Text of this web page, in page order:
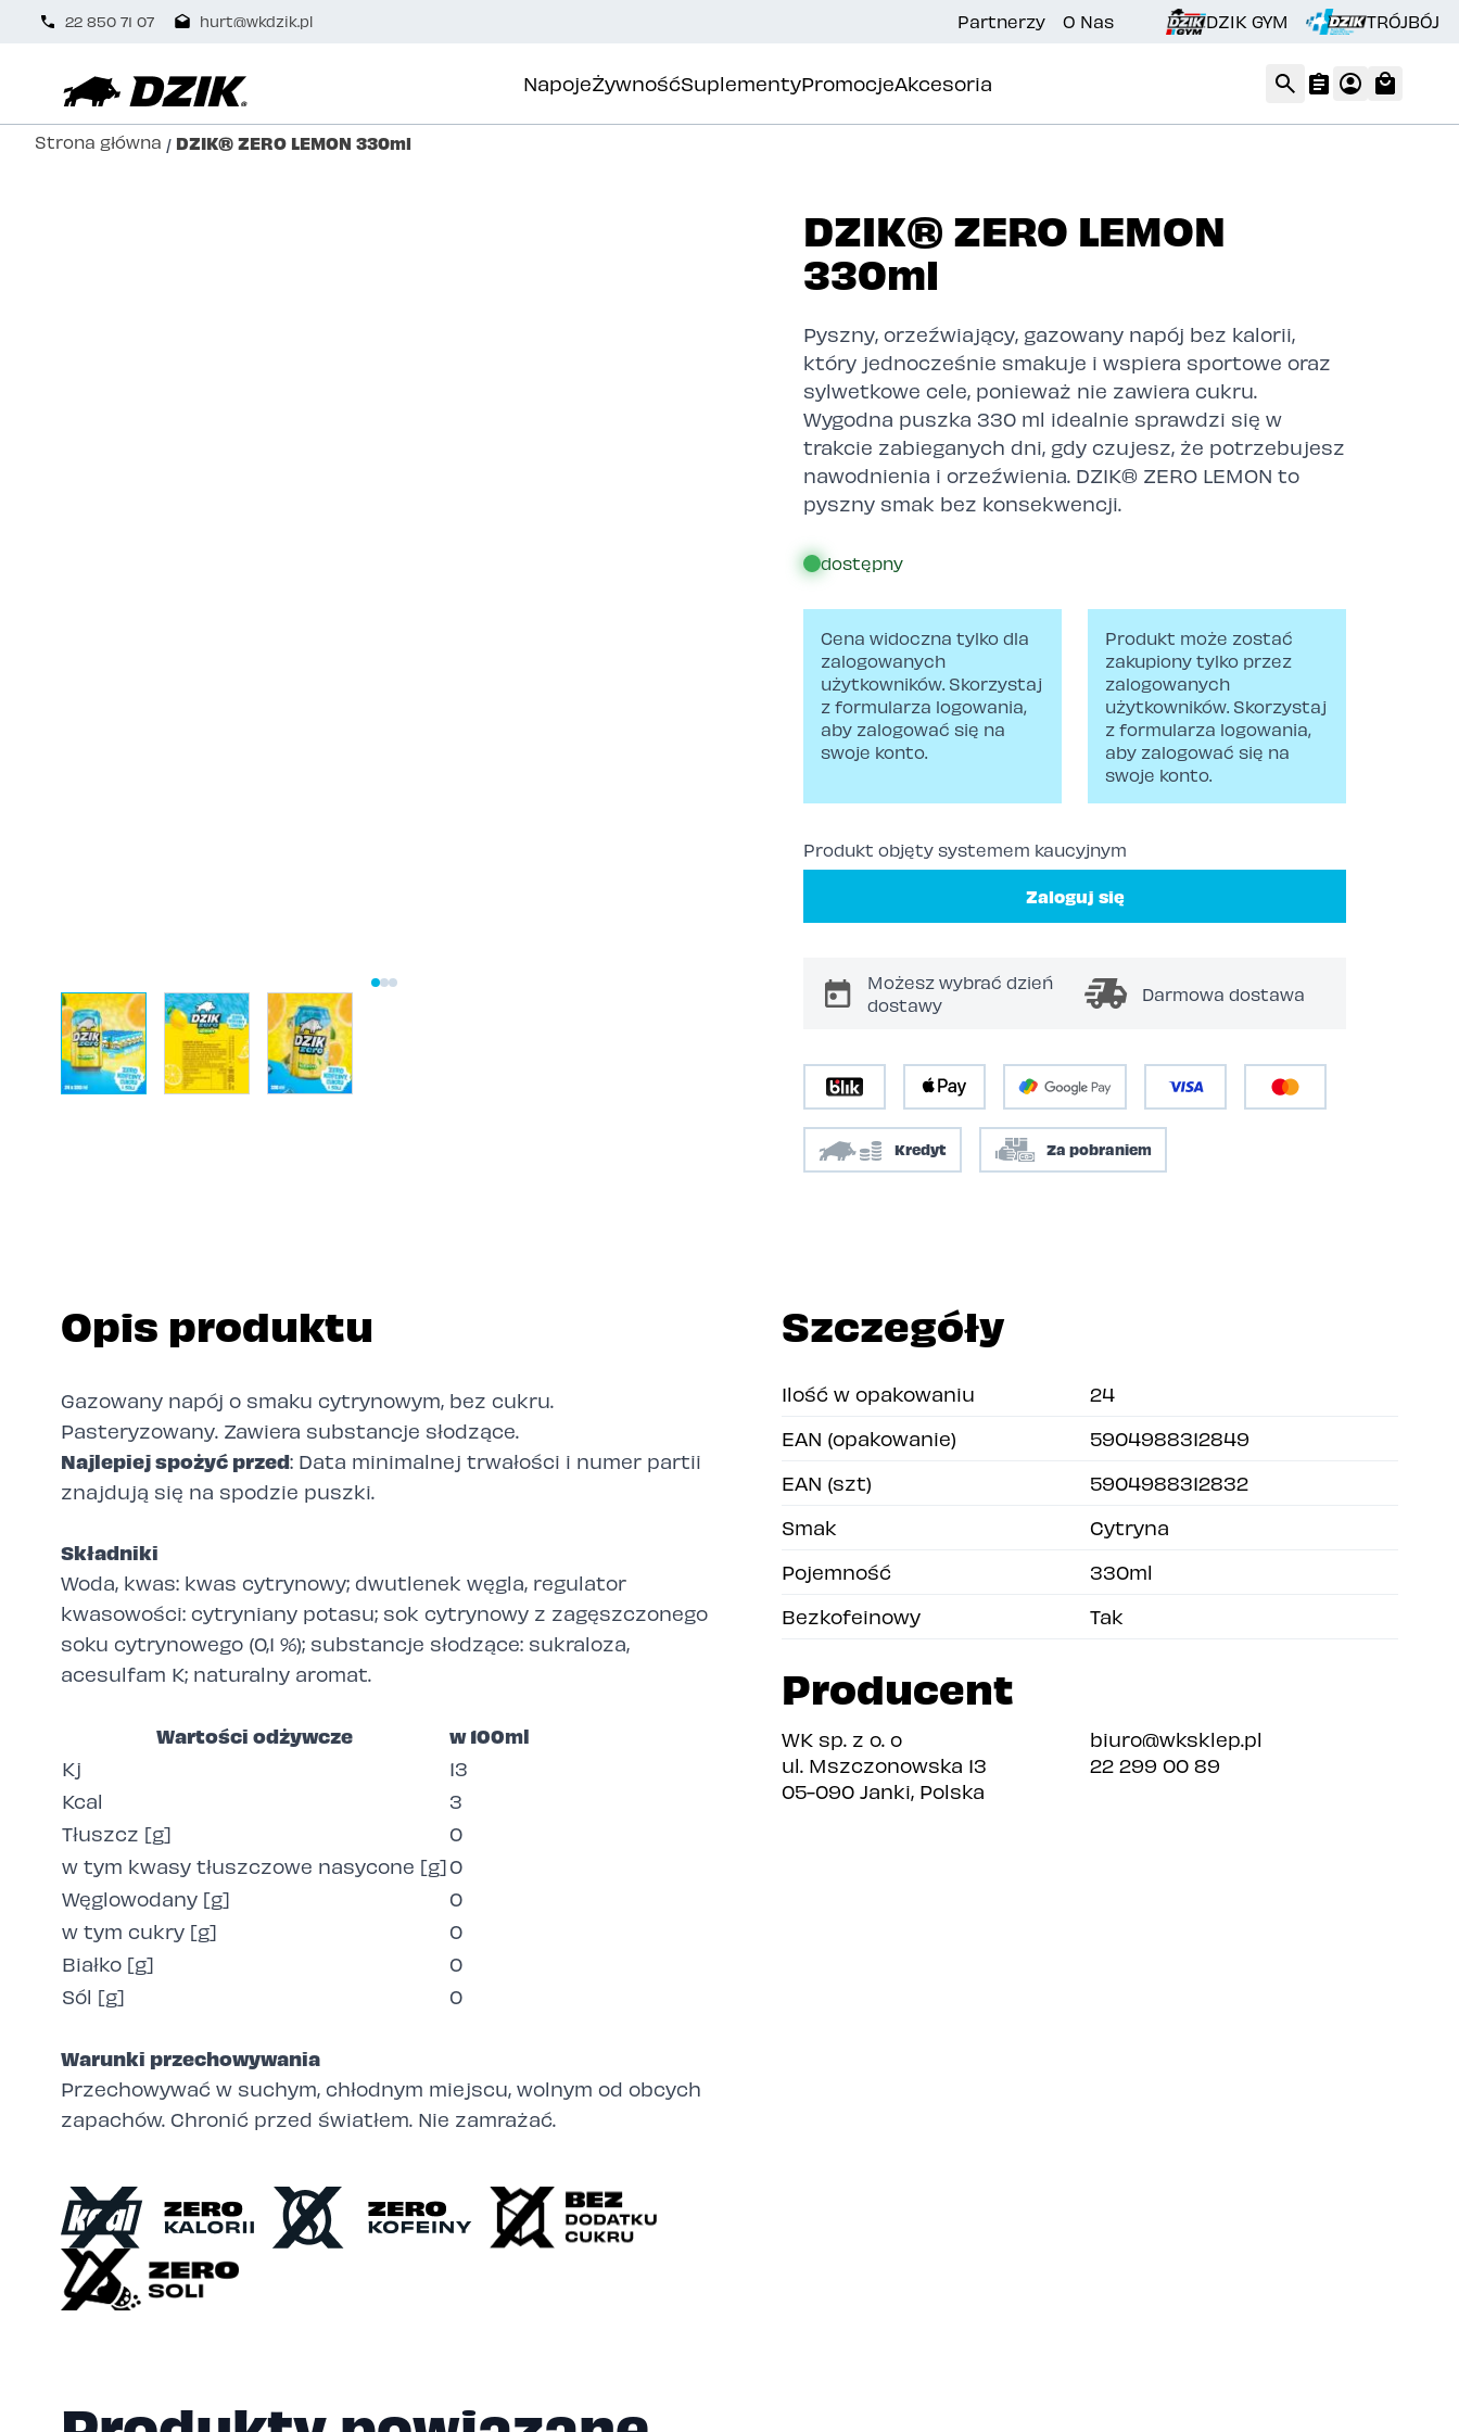
22 850 71 07 hurt@wkdzik.pl Partnerzy O Nas DZIK GYM TRÓJBÓJ
NapojeŻywnośćSuplementyPromocjeAkcesoria
Strona główna / DZIK® ZERO LEMON 330ml
DZIK® ZERO LEMON
330ml
View larger imageView larger imageView larger image
Pyszny, orzeźwiający, gazowany napój bez kalorii,
który jednocześnie smakuje i wspiera sportowe oraz
sylwetkowe cele, ponieważ nie zawiera cukru.
Wygodna puszka 330 ml idealnie sprawdzi się w
trakcie zabieganych dni, gdy czujesz, że potrzebujesz
nawodnienia i orzeźwienia. DZIK® ZERO LEMON to
pyszny smak bez konsekwencji.
dostępny
Cena widoczna tylko dla
zalogowanych
użytkowników. Skorzystaj
z formularza logowania,
aby zalogować się na
swoje konto.
Produkt może zostać
zakupiony tylko przez
zalogowanych
użytkowników. Skorzystaj
z formularza logowania,
aby zalogować się na
swoje konto.
Produkt objęty systemem kaucyjnym
Zaloguj się
Możesz wybrać dzień
dostawy
Darmowa dostawa
Kredyt Za pobraniem
Opis produktu
Gazowany napój o smaku cytrynowym, bez cukru.
Pasteryzowany. Zawiera substancje słodzące.
Najlepiej spożyć przed: Data minimalnej trwałości i numer partii
znajdują się na spodzie puszki.
Składniki
Woda, kwas: kwas cytrynowy; dwutlenek węgla, regulator
kwasowości: cytryniany potasu; sok cytrynowy z zagęszczonego
soku cytrynowego (0,1 %); substancje słodzące: sukraloza,
acesulfam K; naturalny aromat.
Wartości odżywcze w 100ml
Kj
13
Kcal
3
Tłuszcz [g]
0
w tym kwasy tłuszczowe nasycone [g]0
Węglowodany [g]
0
w tym cukry [g]
0
Białko [g]
0
Sól [g]
0
Warunki przechowywania
Przechowywać w suchym, chłodnym miejscu, wolnym od obcych
zapachów. Chronić przed światłem. Nie zamrażać.
Szczegóły
Ilość w opakowaniu
24
EAN (opakowanie)
5904988312849
EAN (szt)
5904988312832
Smak
Cytryna
Pojemność
330ml
Bezkofeinowy
Tak
Producent
WK sp. z o. o
ul. Mszczonowska 13
05-090 Janki, Polska
biuro@wksklep.pl
22 299 00 89